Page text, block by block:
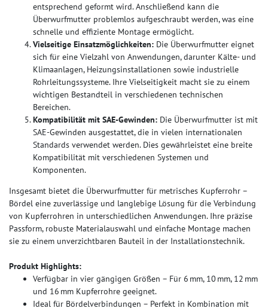
entsprechend geformt wird. Anschließend kann die
Überwurfmutter problemlos aufgeschraubt werden, was eine
schnelle und effiziente Montage ermöglicht.
Vielseitige Einsatzmöglichkeiten: Die Überwurfmutter eignet
sich für eine Vielzahl von Anwendungen, darunter Kälte- und
Klimaanlagen, Heizungsinstallationen sowie industrielle
Rohrleitungssysteme. Ihre Vielseitigkeit macht sie zu einem
wichtigen Bestandteil in verschiedenen technischen
Bereichen.
Kompatibilität mit SAE-Gewinden: Die Überwurfmutter ist mit
SAE-Gewinden ausgestattet, die in vielen internationalen
Standards verwendet werden. Dies gewährleistet eine breite
Kompatibilität mit verschiedenen Systemen und
Komponenten.
Insgesamt bietet die Überwurfmutter für metrisches Kupferrohr –
Bördel eine zuverlässige und langlebige Lösung für die Verbindung
von Kupferrohren in unterschiedlichen Anwendungen. Ihre präzise
Passform, robuste Materialauswahl und einfache Montage machen
sie zu einem unverzichtbaren Bauteil in der Installationstechnik.
Produkt Highlights:
Verfügbar in vier gängigen Größen – Für 6 mm, 10 mm, 12 mm
und 16 mm Kupferrohre geeignet.
Ideal für Bördelverbindungen – Perfekt in Kombination mit